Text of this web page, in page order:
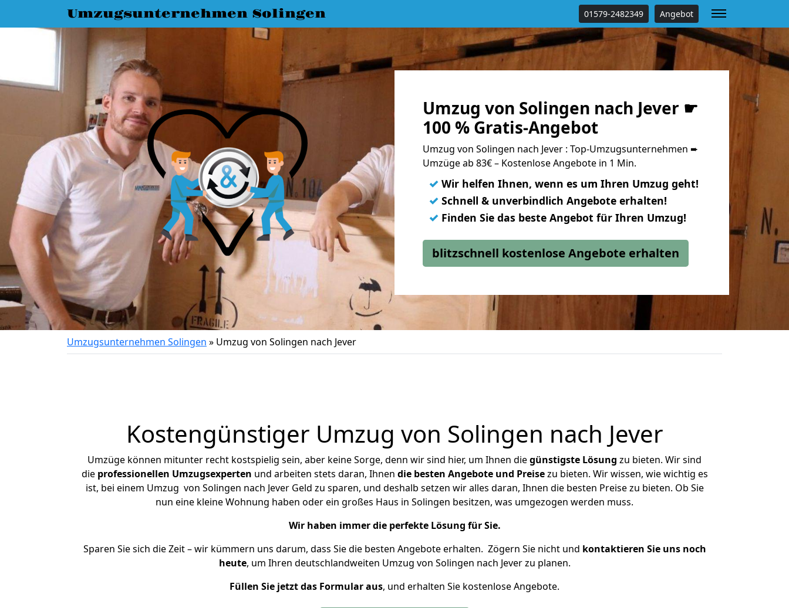
Umzugsunternehmen Solingen 01579-2482349 Angebot
Umzug von Solingen nach Jever ☛
100 % Gratis-Angebot
Umzug von Solingen nach Jever : Top-Umzugsunternehmen ➨
Umzüge ab 83€ – Kostenlose Angebote in 1 Min.
✓ Wir helfen Ihnen, wenn es um Ihren Umzug geht!
✓ Schnell & unverbindlich Angebote erhalten!
✓ Finden Sie das beste Angebot für Ihren Umzug!
blitzschnell kostenlose Angebote erhalten
Umzugsunternehmen Solingen » Umzug von Solingen nach Jever
Kostengünstiger Umzug von Solingen nach Jever
Umzüge können mitunter recht kostspielig sein, aber keine Sorge, denn wir sind hier, um Ihnen diegünstigste Lösung zu bieten. Wir sind
die professionellen Umzugsexperten und arbeiten stets daran, Ihnen die besten Angebote und Preisezu bieten. Wir wissen, wie wichtig es
ist, bei einem Umzug von Solingen nach Jever Geld zu sparen, und deshalb setzen wir alles daran, Ihnen die besten Preise zu bieten. Ob Sie
nun eine kleine Wohnung haben oder ein großes Haus in Solingen besitzen, was umgezogen werden muss.
Wir haben immer die perfekte Lösung für Sie.
Sparen Sie sich die Zeit – wir kümmern uns darum, dass Sie die besten Angebote erhalten. Zögern Sie nicht und kontaktieren Sie uns noch
heute, um Ihren deutschlandweiten Umzug von Solingen nach Jever zu planen.
Füllen Sie jetzt das Formular aus, und erhalten Sie kostenlose Angebote.